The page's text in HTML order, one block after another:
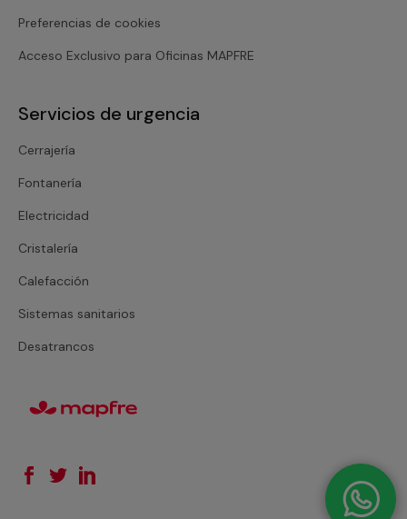
Preferencias de cookies
Acceso Exclusivo para Oficinas MAPFRE
Servicios de urgencia
Cerrajería
Fontanería
Electricidad
Cristalería
Calefacción
Sistemas sanitarios
Desatrancos